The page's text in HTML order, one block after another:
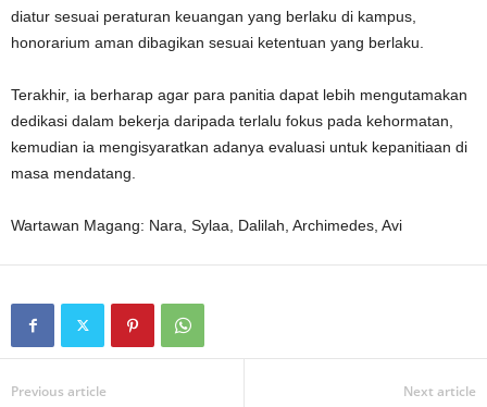
diatur sesuai peraturan keuangan yang berlaku di kampus,
honorarium aman dibagikan sesuai ketentuan yang berlaku.
Terakhir, ia berharap agar para panitia dapat lebih mengutamakan
dedikasi dalam bekerja daripada terlalu fokus pada kehormatan,
kemudian ia mengisyaratkan adanya evaluasi untuk kepanitiaan di
masa mendatang.
Wartawan Magang: Nara, Sylaa, Dalilah, Archimedes, Avi
Previous article Next article